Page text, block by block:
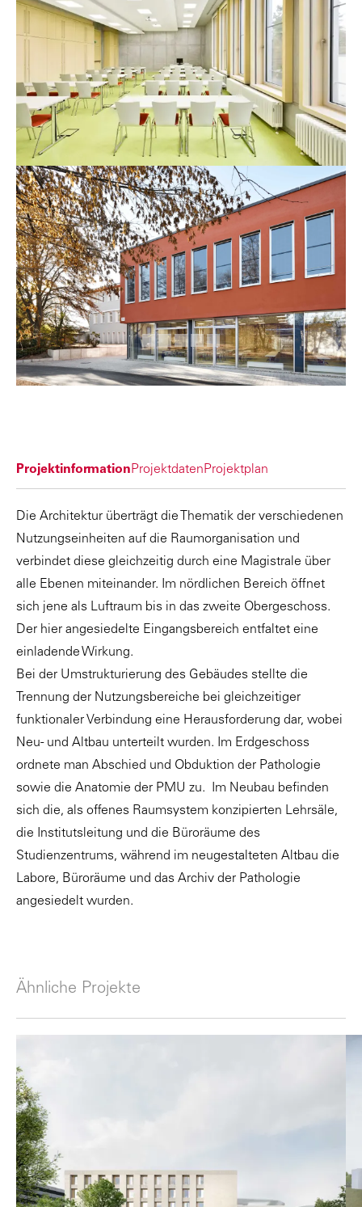
ProjektinformationProjektdatenProjektplan
Die Architektur überträgt die Thematik der verschiedenen
Nutzungseinheiten auf die Raumorganisation und
verbindet diese gleichzeitig durch eine Magistrale über
alle Ebenen miteinander. Im nördlichen Bereich öffnet
sich jene als Luftraum bis in das zweite Obergeschoss.
Der hier angesiedelte Eingangsbereich entfaltet eine
einladende Wirkung.
Bei der Umstrukturierung des Gebäudes stellte die
Trennung der Nutzungsbereiche bei gleichzeitiger
funktionaler Verbindung eine Herausforderung dar, wobei
Neu- und Altbau unterteilt wurden. Im Erdgeschoss
ordnete man Abschied und Obduktion der Pathologie
sowie die Anatomie der PMU zu. Im Neubau befinden
sich die, als offenes Raumsystem konzipierten Lehrsäle,
die Institutsleitung und die Büroräume des
Studienzentrums, während im neugestalteten Altbau die
Labore, Büroräume und das Archiv der Pathologie
angesiedelt wurden.
Ähnliche Projekte